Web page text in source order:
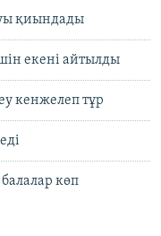
қиындады
екені айтылды
кенжелеп тұр
көп